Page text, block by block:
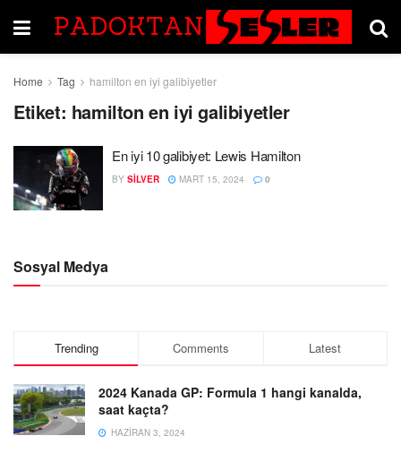
Home Tag hamilton en iyi galibiyetler
Etiket: hamilton en iyi galibiyetler
En iyi 10 galibiyet: Lewis Hamilton
BY SILVER MART 15, 2024 0
Sosyal Medya
Trending Comments Latest
2024 Kanada GP: Formula 1 hangi kanalda,
saat kaçta?
HAZIRAN 3, 2024